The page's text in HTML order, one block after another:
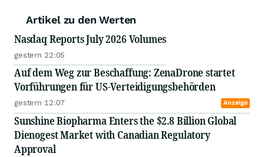
Artikel zu den Werten
Nasdaq Reports July 2026 Volumes
gestern 22:05
Auf dem Weg zur Beschaffung: ZenaDrone startet
Vorführungen für US-Verteidigungsbehörden
gestern 12:07 Anzeige
Sunshine Biopharma Enters the $2.8 Billion Global
Dienogest Market with Canadian Regulatory
Approval